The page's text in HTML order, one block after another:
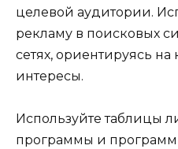
целевой аудитории.
рекламу в поисковых
сетях, ориентируясь
интересы.
Используйте таблицы
программы и